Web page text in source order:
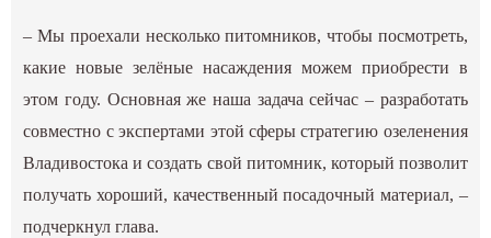
– Мы проехали несколько питомников, чтобы посмотреть,
какие новые зелёные насаждения можем приобрести в
этом году. Основная же наша задача сейчас – разработать
совместно с экспертами этой сферы стратегию озеленения
Владивостока и создать свой питомник, который позволит
получать хороший, качественный посадочный материал, –
подчеркнул глава.